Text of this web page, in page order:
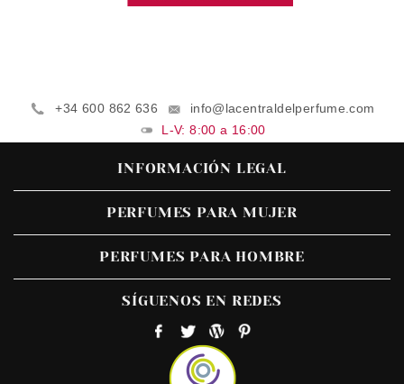
+34 600 862 636
info@lacentraldelperfume.com
L-V: 8:00 a 16:00
INFORMACIÓN LEGAL
PERFUMES PARA MUJER
PERFUMES PARA HOMBRE
SÍGUENOS EN REDES